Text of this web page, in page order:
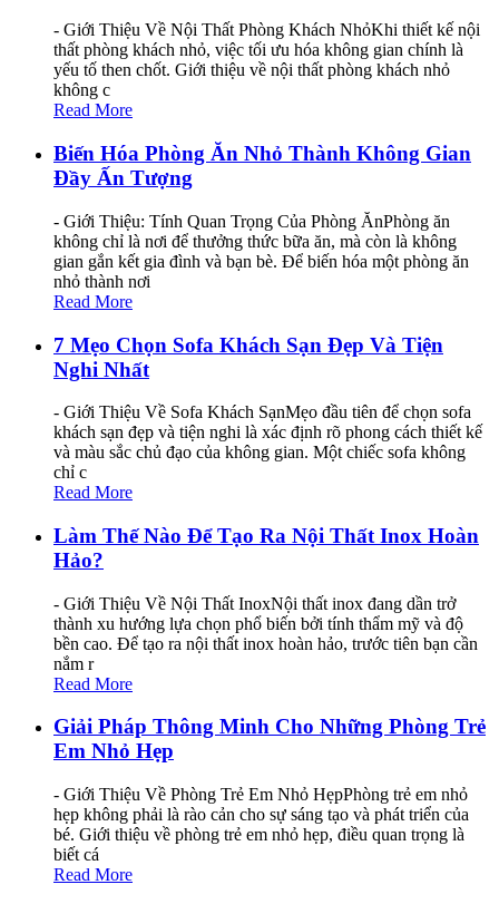
- Giới Thiệu Về Nội Thất Phòng Khách NhỏKhi thiết kế nội
thất phòng khách nhỏ, việc tối ưu hóa không gian chính là
yếu tố then chốt. Giới thiệu về nội thất phòng khách nhỏ
không c
Read More
Biến Hóa Phòng Ăn Nhỏ Thành Không Gian
Đầy Ấn Tượng
- Giới Thiệu: Tính Quan Trọng Của Phòng ĂnPhòng ăn
không chỉ là nơi để thưởng thức bữa ăn, mà còn là không
gian gắn kết gia đình và bạn bè. Để biến hóa một phòng ăn
nhỏ thành nơi
Read More
7 Mẹo Chọn Sofa Khách Sạn Đẹp Và Tiện
Nghi Nhất
- Giới Thiệu Về Sofa Khách SạnMẹo đầu tiên để chọn sofa
khách sạn đẹp và tiện nghi là xác định rõ phong cách thiết kế
và màu sắc chủ đạo của không gian. Một chiếc sofa không
chỉ c
Read More
Làm Thế Nào Để Tạo Ra Nội Thất Inox Hoàn
Hảo?
- Giới Thiệu Về Nội Thất InoxNội thất inox đang dần trở
thành xu hướng lựa chọn phổ biến bởi tính thẩm mỹ và độ
bền cao. Để tạo ra nội thất inox hoàn hảo, trước tiên bạn cần
nắm r
Read More
Giải Pháp Thông Minh Cho Những Phòng Trẻ
Em Nhỏ Hẹp
- Giới Thiệu Về Phòng Trẻ Em Nhỏ HẹpPhòng trẻ em nhỏ
hẹp không phải là rào cản cho sự sáng tạo và phát triển của
bé. Giới thiệu về phòng trẻ em nhỏ hẹp, điều quan trọng là
biết cá
Read More